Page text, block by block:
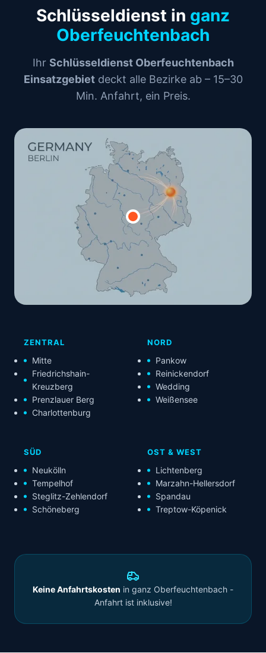
Schlüsseldienst in ganz
Oberfeuchtenbach
Ihr Schlüsseldienst Oberfeuchtenbach
Einsatzgebietdeckt alle Bezirke ab – 15–30
Min. Anfahrt, ein Preis.
ZENTRAL
Mitte
Friedrichshain-
Kreuzberg
Prenzlauer Berg
Charlottenburg
NORD
Pankow
Reinickendorf
Wedding
Weißensee
SÜD
Neukölln
Tempelhof
Steglitz-Zehlendorf
Schöneberg
OST & WEST
Lichtenberg
Marzahn-Hellersdorf
Spandau
Treptow-Köpenick
Keine Anfahrtskosten in ganz Oberfeuchtenbach -
Anfahrt ist inklusive!